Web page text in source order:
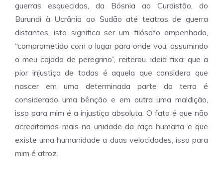
guerras esquecidas, da Bósnia ao Curdistão, do
Burundi à Ucrânia ao Sudão até teatros de guerra
distantes, isto significa ser um filósofo empenhado,
“comprometido com o lugar para onde vou, assumindo
o meu cajado de peregrino”, reiterou. ideia fixa: que a
pior injustiça de todas é aquela que considera que
nascer em uma determinada parte da terra é
considerado uma bênção e em outra uma maldição,
isso para mim é a injustiça absoluta. O fato é que não
acreditamos mais na unidade da raça humana e que
existe uma humanidade a duas velocidades, isso para
mim é atroz.